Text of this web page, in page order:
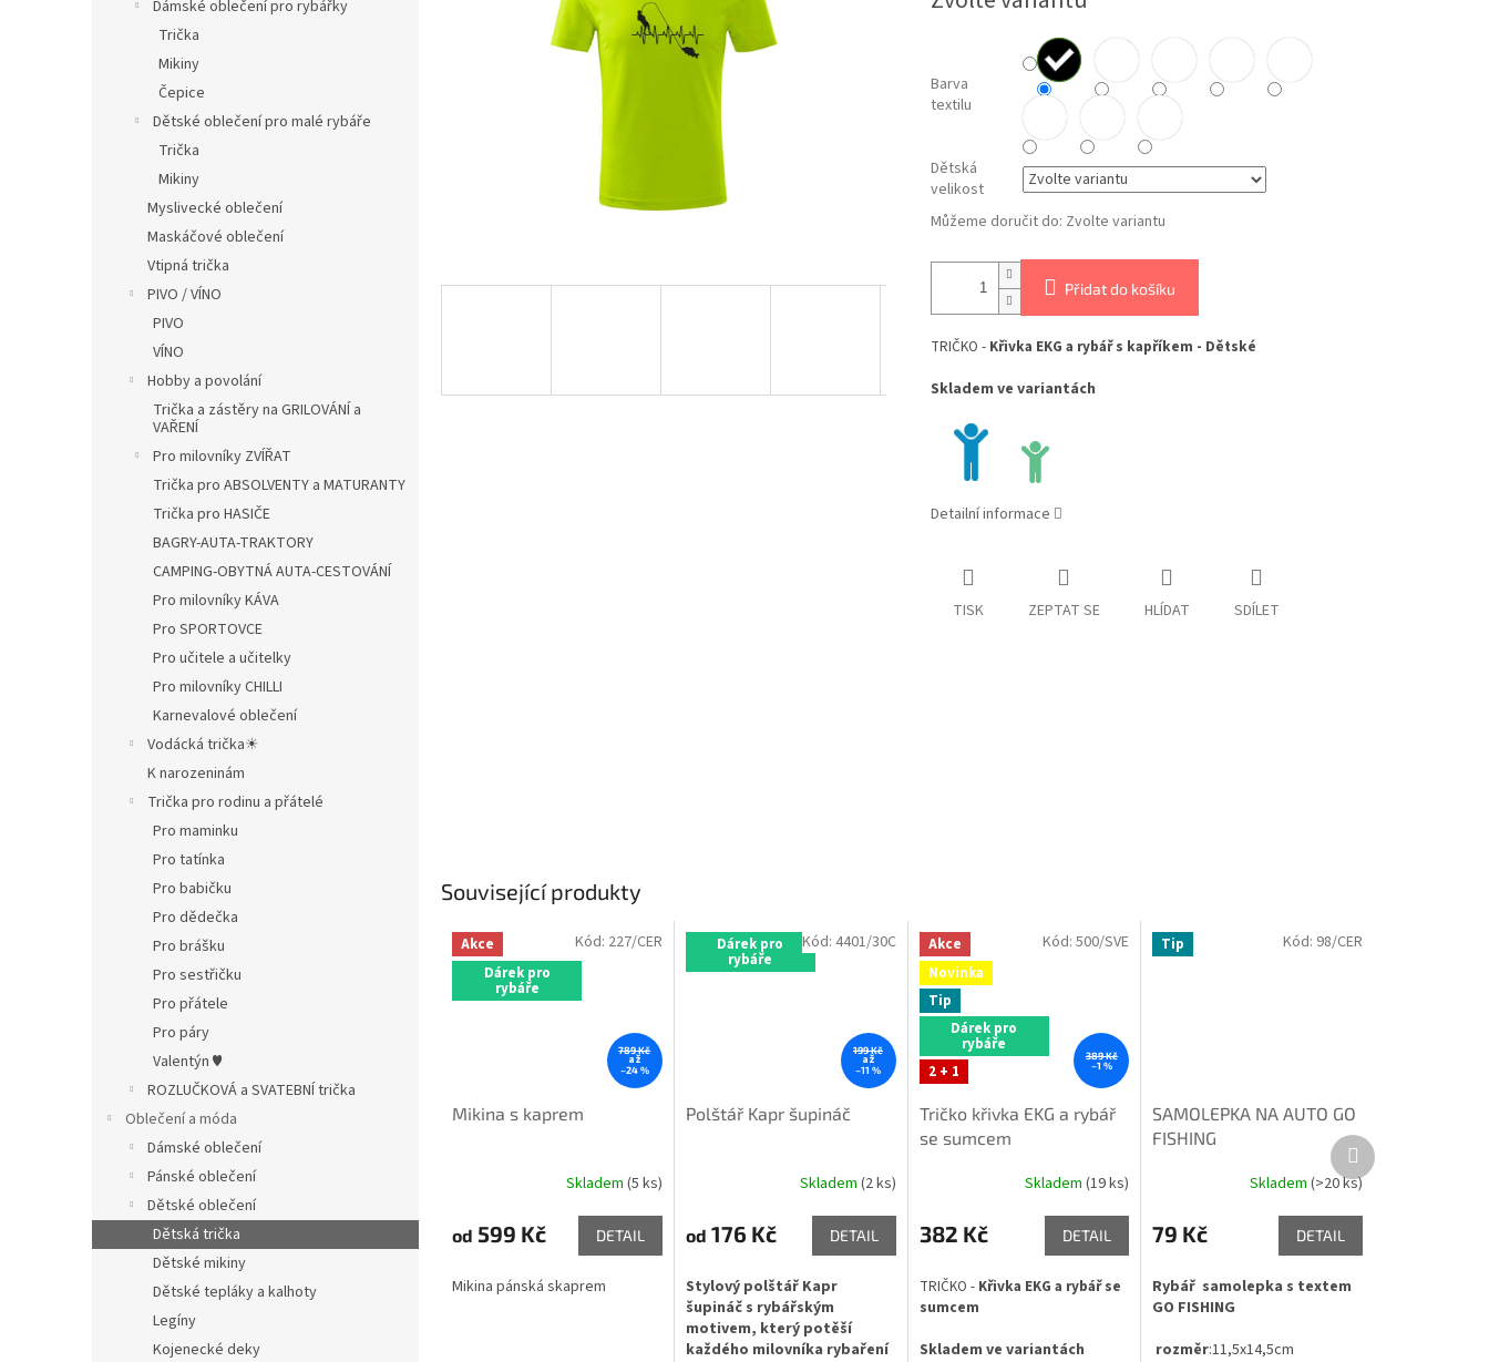
Dámské oblečení pro rybářky
Trička
Mikiny
Čepice
Dětské oblečení pro malé rybáře
Trička
Mikiny
Myslivecké oblečení
Maskáčové oblečení
Vtipná trička
PIVO / VÍNO
PIVO
VÍNO
Hobby a povolání
Trička a zástěry na GRILOVÁNÍ a
VAŘENÍ
Pro milovníky ZVÍŘAT
Trička pro ABSOLVENTY a MATURANTY
Trička pro HASIČE
BAGRY-AUTA-TRAKTORY
CAMPING-OBYTNÁ AUTA-CESTOVÁNÍ
Pro milovníky KÁVA
Pro SPORTOVCE
Pro učitele a učitelky
Pro milovníky CHILLI
Karnevalové oblečení
Vodácká trička☀
K narozeninám
Trička pro rodinu a přátelé
Pro maminku
Pro tatínka
Pro babičku
Pro dědečka
Pro brášku
Pro sestřičku
Pro přátele
Pro páry
Valentýn ♥
ROZLUČKOVÁ a SVATEBNÍ trička
Oblečení a móda
Dámské oblečení
Pánské oblečení
Dětské oblečení
Dětská trička
Dětské mikiny
Dětské tepláky a kalhoty
Legíny
Kojenecké deky
hvězdiček.
cena:
Barva
textilu
Dětská
velikost
Můžeme doručit do: Zvolte variantu
Přidat do košíku
TRIČKO - Křivka EKG a rybář s kapříkem - Dětské
Skladem ve variantách
Detailní informace
TISK ZEPTAT SE HLÍDAT SDÍLET
Související produkty
Akce
Dárek pro
rybáře
789 Kč
až
–24 %
Mikina s kaprem
Skladem (5 ks)
od 599 Kč DETAIL
Mikina pánská skaprem
Kód: 227/CER Dárek pro
rybáře
199 Kč
až
–11 %
Polštář Kapr šupináč
produktu
je
z
5
hvězdiček.
Skladem (2 ks)
od 176 Kč DETAIL
Stylový polštář Kapr
šupináč s rybářským
motivem, který potěší
každého milovníka rybaření
Kód: 4401/30C
Akce
Novinka
Tip
Dárek pro
rybáře
2 + 1
389 Kč
–1 %
Tričko křivka EKG a rybář
se sumcem
produktu
je
z
5
Skladem(19 ks)
382 Kč DETAIL
TRIČKO - Křivka EKG a rybář se
sumcem
Skladem ve variantách
Kód:500/SVE Tip
SAMOLEPKA NA AUTO GO
FISHING
Skladem (>20 ks)
79 Kč DETAIL
Rybář samolepka s textem
GO FISHING
rozměr:11,5x14,5cm
Kód: 98/CER
Další
produkt